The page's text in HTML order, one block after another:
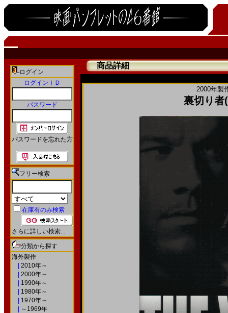
ログイン
ログインＩＤ
パスワード
パスワードを忘れた方
フリー検索
在庫有のみ検索
さらに詳しい検索...
分類から探す
海外製作
2010年～
2000年～
1990年～
1980年～
1970年～
～1969年
商品詳細
2000年製
裏切り者